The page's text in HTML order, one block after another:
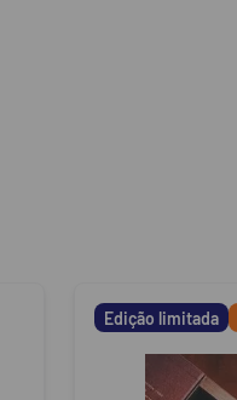
Edição limitada